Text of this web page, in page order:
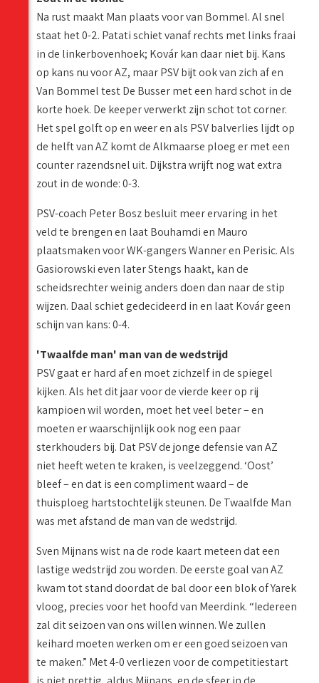
Na rust maakt Man plaats voor van Bommel. Al snel
staat het 0-2. Patati schiet vanaf rechts met links fraai
in de linkerbovenhoek; Kovár kan daar niet bij. Kans
op kans nu voor AZ, maar PSV bijt ook van zich af en
Van Bommel test De Busser met een hard schot in de
korte hoek. De keeper verwerkt zijn schot tot corner.
Het spel golft op en weer en als PSV balverlies lijdt op
de helft van AZ komt de Alkmaarse ploeg er met een
counter razendsnel uit. Dijkstra wrijft nog wat extra
zout in de wonde: 0-3.
PSV-coach Peter Bosz besluit meer ervaring in het
veld te brengen en laat Bouhamdi en Mauro
plaatsmaken voor WK-gangers Wanner en Perisic. Als
Gasiorowski even later Stengs haakt, kan de
scheidsrechter weinig anders doen dan naar de stip
wijzen. Daal schiet gedecideerd in en laat Kovár geen
schijn van kans: 0-4.
'Twaalfde man' man van de wedstrijd
PSV gaat er hard af en moet zichzelf in de spiegel
kijken. Als het dit jaar voor de vierde keer op rij
kampioen wil worden, moet het veel beter – en
moeten er waarschijnlijk ook nog een paar
sterkhouders bij. Dat PSV de jonge defensie van AZ
niet heeft weten te kraken, is veelzeggend. ‘Oost’
bleef – en dat is een compliment waard – de
thuisploeg hartstochtelijk steunen. De Twaalfde Man
was met afstand de man van de wedstrijd.
Sven Mijnans wist na de rode kaart meteen dat een
lastige wedstrijd zou worden. De eerste goal van AZ
kwam tot stand doordat de bal door een blok of Yarek
vloog, precies voor het hoofd van Meerdink. “Iedereen
zal dit seizoen van ons willen winnen. We zullen
keihard moeten werken om er een goed seizoen van
te maken.” Met 4-0 verliezen voor de competitiestart